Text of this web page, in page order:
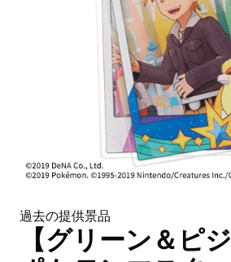
過去の提供景品
【グリーン＆ピ